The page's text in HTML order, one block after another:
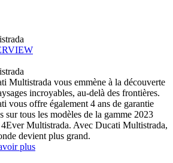
Multistrada vous emmène à la découverte
incroyables, au-delà des frontières.
vous offre également 4 ans de garantie
sur tous les modèles de la gamme 2023
4Ever Multistrada. Avec Ducati Multistrada,
devient plus grand.
plus